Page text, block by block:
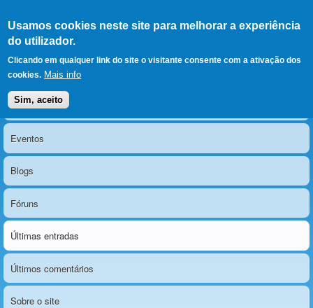
Usamos cookies neste site para melhorar a experiência
do utilizador.
Clicando em qualquer link do site o visitante consente com a ativação dos
cookies. Mais info
Sim, aceito
LERPARAVER , ir para a
página principal
O portal da visão diferente
Menu principal
Notícias
Eventos
Blogs
Fóruns
Últimas entradas
Últimos comentários
Sobre o site